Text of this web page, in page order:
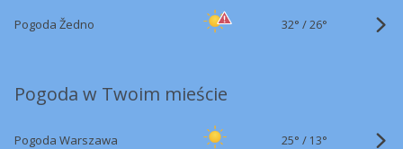
Pogoda Žedno 32° /26°
Pogoda w Twoim mieście
Pogoda Warszawa 25° / 13°